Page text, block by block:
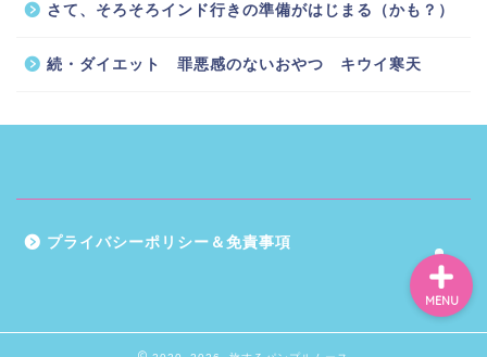
さて、そろそろインド行きの準備がはじまる（かも？）
続・ダイエット 罪悪感のないおやつ キウイ寒天
プライバシーポリシー＆免責事項
MENU